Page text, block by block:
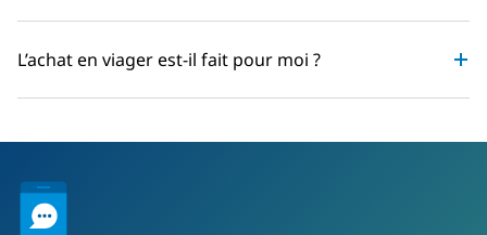
L’achat en viager est-il fait pour moi ?